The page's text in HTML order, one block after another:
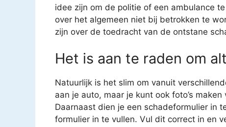
idee zijn om de politie of een ambulance
over het algemeen niet bij betrokken te
zijn over de toedracht van de ontstane
Het is aan te raden om
Natuurlijk is het slim om vanuit
aan je auto, maar je kunt ook foto’s
Daarnaast dien je een schadeformulier in
formulier in te vullen. Vul dit correct in en